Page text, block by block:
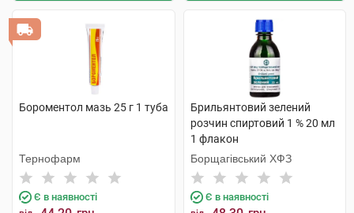
Бороментол мазь 25 г 1 туба
Тернофарм
Є в наявності
Брильянтовий зелений
розчин спиртовий 1 % 20 мл
1 флакон
Борщагівський ХФЗ
Є в наявності